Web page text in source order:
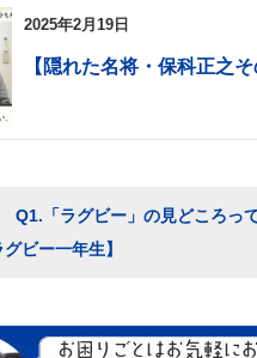
2025年2月19日
【隠れた名将・保科正之
Q1.「ラグビー」の見どころっ
ビー一年生】